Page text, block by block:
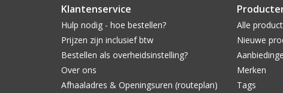
Klantenservice
Hulp nodig - hoe bestellen?
Prijzen zijn inclusief btw
Bestellen als overheidsinstelling?
Over ons
Afhaaladres & Openingsuren (routeplan)
Alle
Nieuwe
Merken
Tags